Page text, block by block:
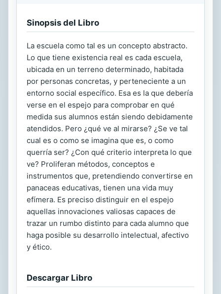
Sinopsis del Libro
La escuela como tal es un concepto abstracto.
Lo que tiene existencia real es cada escuela,
ubicada en un terreno determinado, habitada
por personas concretas, y perteneciente a un
entorno social específico. Esa es la que debería
verse en el espejo para comprobar en qué
medida sus alumnos están siendo debidamente
atendidos. Pero ¿qué ve al mirarse? ¿Se ve tal
cual es o como se imagina que es, o como
querría ser? ¿Con qué criterio interpreta lo que
ve? Proliferan métodos, conceptos e
instrumentos que, pretendiendo convertirse en
panaceas educativas, tienen una vida muy
efímera. Es preciso distinguir en el espejo
aquellas innovaciones valiosas capaces de
trazar un rumbo distinto para cada alumno que
haga posible su desarrollo intelectual, afectivo
y ético.
Descargar Libro